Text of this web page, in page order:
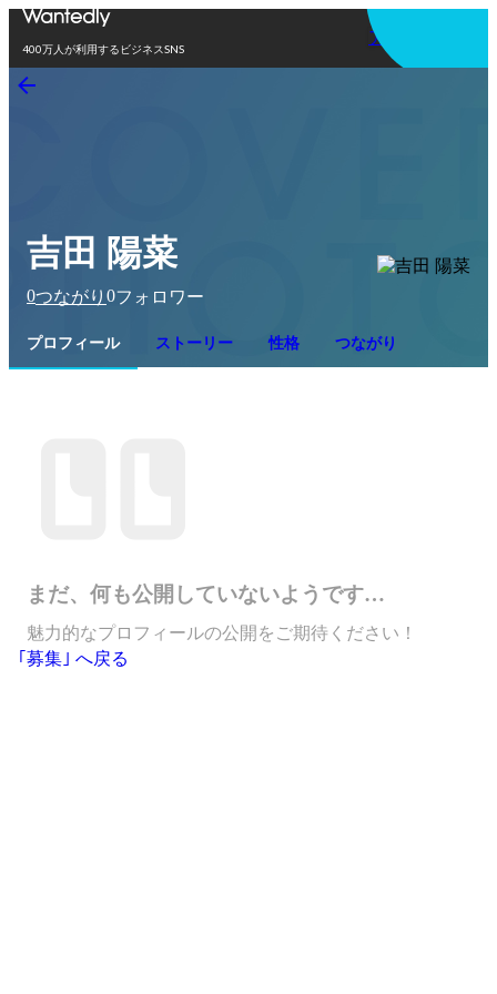
400万人が利用するビジネスSNS
アプリを使う
吉田 陽菜
0つながり 0フォロワー
プロフィール ストーリー 性格 つながり
まだ、何も公開していないようです…
魅力的なプロフィールの公開をご期待ください！
｢募集｣ へ戻る